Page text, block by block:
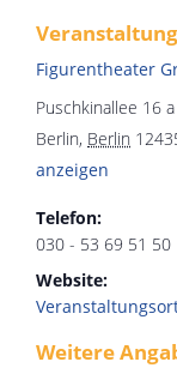
Figurentheater
Puschkinallee 16 a
Berlin, Berlin
anzeigen
Telefon:
030 - 53 69 51 50
Website:
Weitere